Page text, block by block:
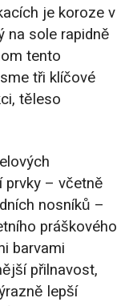
je koroze v
na sole rapidně
tento
tři klíčové
těleso
prvky – včetně
nosníků –
práškového
barvami
přilnavost,
lepší